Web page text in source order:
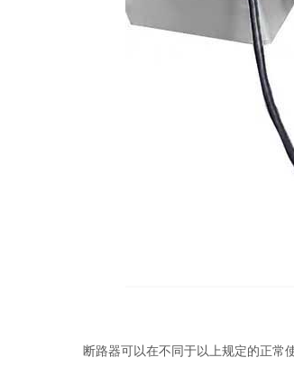
断路器可以在不同于以上规定的正常使